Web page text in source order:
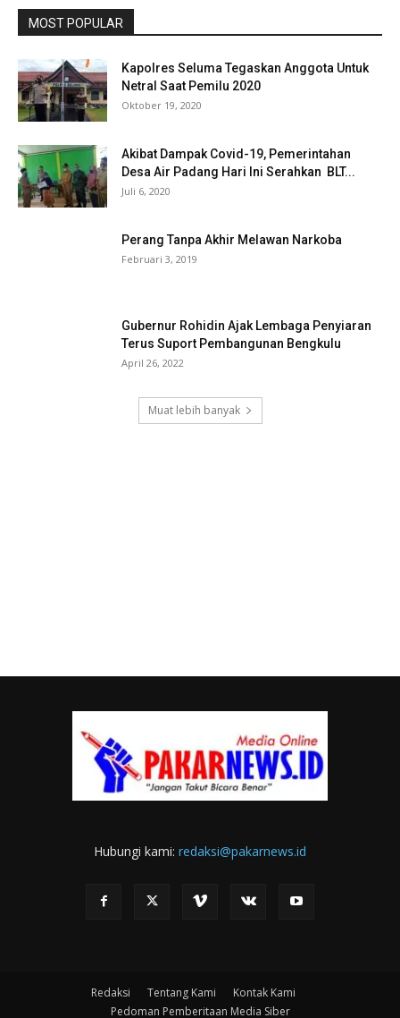
MOST POPULAR
Kapolres Seluma Tegaskan Anggota Untuk
Netral Saat Pemilu 2020
Oktober 19, 2020
Akibat Dampak Covid-19, Pemerintahan
Desa Air Padang Hari Ini Serahkan BLT...
Juli 6, 2020
Perang Tanpa Akhir Melawan Narkoba
Februari 3, 2019
Gubernur Rohidin Ajak Lembaga Penyiaran
Terus Suport Pembangunan Bengkulu
April 26, 2022
Muat lebih banyak
Hubungi kami: redaksi@pakarnews.id
Redaksi Tentang Kami
Kontak Kami
Pedoman Pemberitaan Media Siber